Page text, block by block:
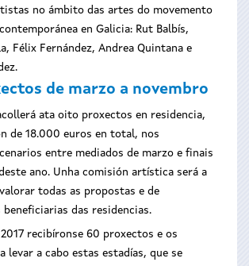
no ámbito das artes do movemento
en Galicia: Rut Balbís,
Félix Fernández, Andrea Quintana e
de marzo a novembro
ata oito proxectos en residencia,
de 18.000 euros en total, nos
entre mediados de marzo e finais
ano. Unha comisión artística será a
todas as propostas e de
beneficiarias das residencias.
recibíronse 60 proxectos e os
levar a cabo estas estadías, que se